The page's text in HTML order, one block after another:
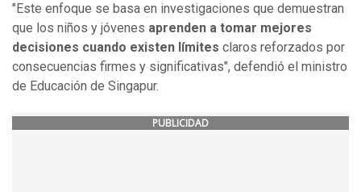
"Este enfoque se basa en investigaciones que demuestran
que los niños y jóvenes aprenden a tomar mejores
decisiones cuando existen límites claros reforzados por
consecuencias firmes y significativas", defendió el ministro
de Educación de Singapur.
PUBLICIDAD